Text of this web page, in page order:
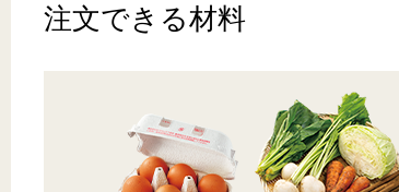
注文できる材料